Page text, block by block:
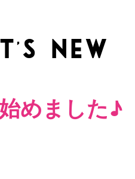
めました♪